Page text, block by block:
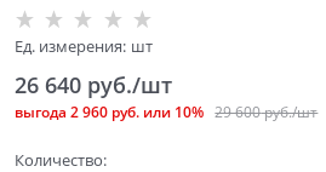
Ед. измерения: шт
29 600 руб./шт
26 640 руб./шт
выгода 2 960 руб. или 10%
Количество: